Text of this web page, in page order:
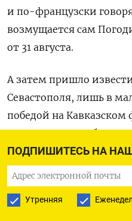
ПОДПИШИТЕСЬ НА
Утренняя
и по-французски
возмущается сам
от 31 августа.
А затем пришло
Севастополя, лишь в
победой на
крепости Карс.
приуныло, как вдруг…
15 октября 1855 года
рескрипт об